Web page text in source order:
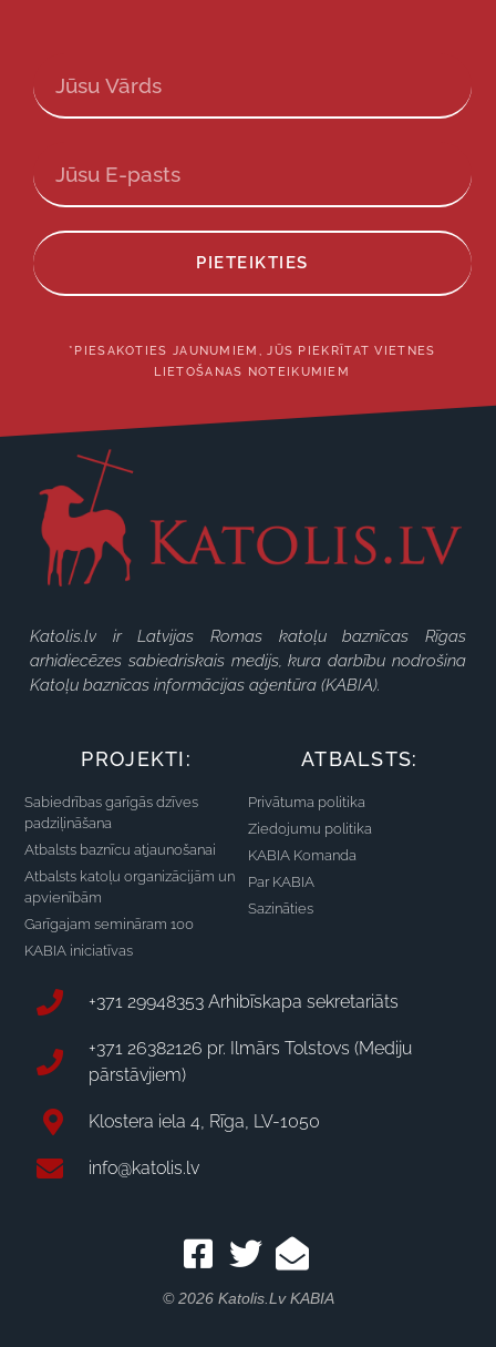
PIETEIKTIES
*PIESAKOTIES JAUNUMIEM, JŪS PIEKRĪTAT VIETNES
LIETOŠANAS NOTEIKUMIEM
Katolis.lv ir Latvijas Romas katoļu baznīcas Rīgas
arhidiecēzes sabiedriskais medijs, kura darbību nodrošina
Katoļu baznīcas informācijas aģentūra (KABIA).
PROJEKTI:
Sabiedrības garīgās dzīves
padziļināšana
Atbalsts baznīcu atjaunošanai
Atbalsts katoļu organizācijām un
apvienībām
Garīgajam semināram 100
KABIA iniciatīvas
ATBALSTS:
Privātuma politika
Ziedojumu politika
KABIA Komanda
Par KABIA
Sazināties
+371 29948353 Arhibīskapa sekretariāts
+371 26382126 pr. Ilmārs Tolstovs (Mediju
pārstāvjiem)
Klostera iela 4, Rīga, LV-1050
info@katolis.lv
© 2026 Katolis.lv KABIA